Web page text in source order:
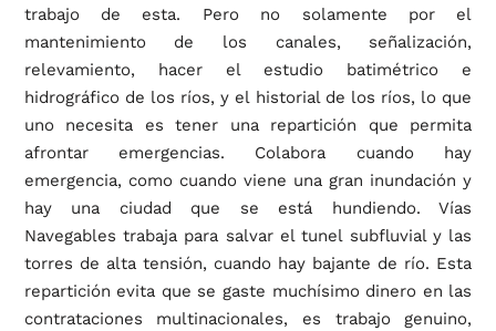
trabajo de esta. Pero no solamente por el
mantenimiento de los canales, señalización,
relevamiento, hacer el estudio batimétrico e
hidrográfico de los ríos, y el historial de los ríos, lo que
uno necesita es tener una repartición que permita
afrontar emergencias. Colabora cuando hay
emergencia, como cuando viene una gran inundación y
hay una ciudad que se está hundiendo. Vías
Navegables trabaja para salvar el tunel subfluvial y las
torres de alta tensión, cuando hay bajante de río. Esta
repartición evita que se gaste muchísimo dinero en las
contrataciones multinacionales, es trabajo genuino,